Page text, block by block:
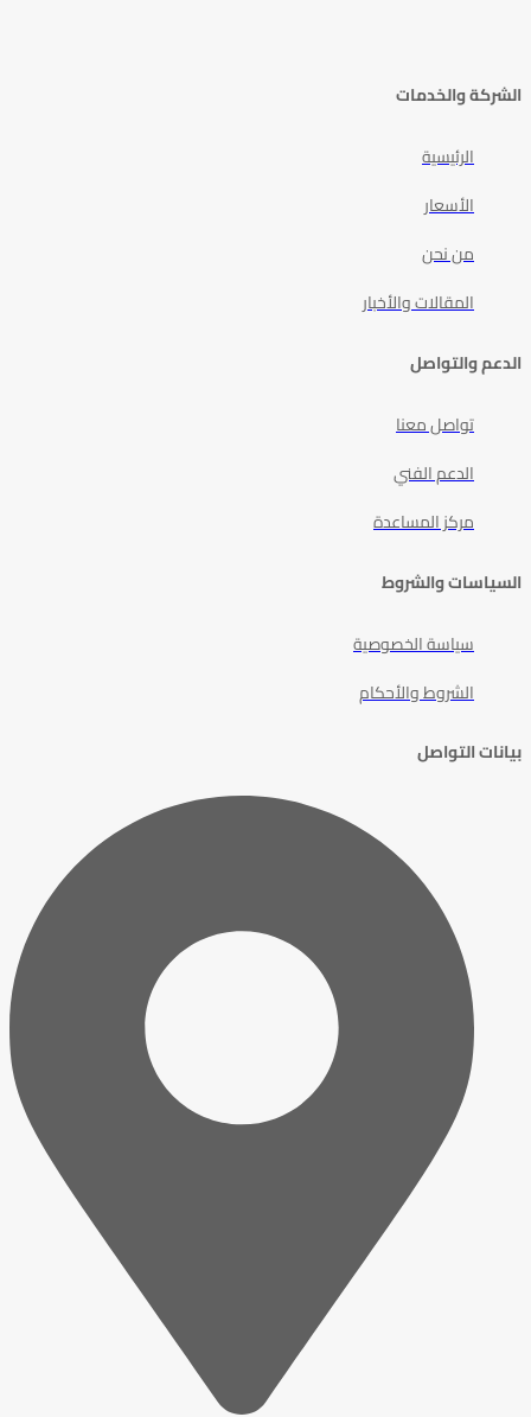
الشركة والخدمات
الرئيسية
الأسعار
من نحن
المقالات والأخبار
الدعم والتواصل
تواصل معنا
الدعم الفني
مركز المساعدة
السياسات والشروط
سياسة الخصوصية
الشروط والأحكام
بيانات التواصل